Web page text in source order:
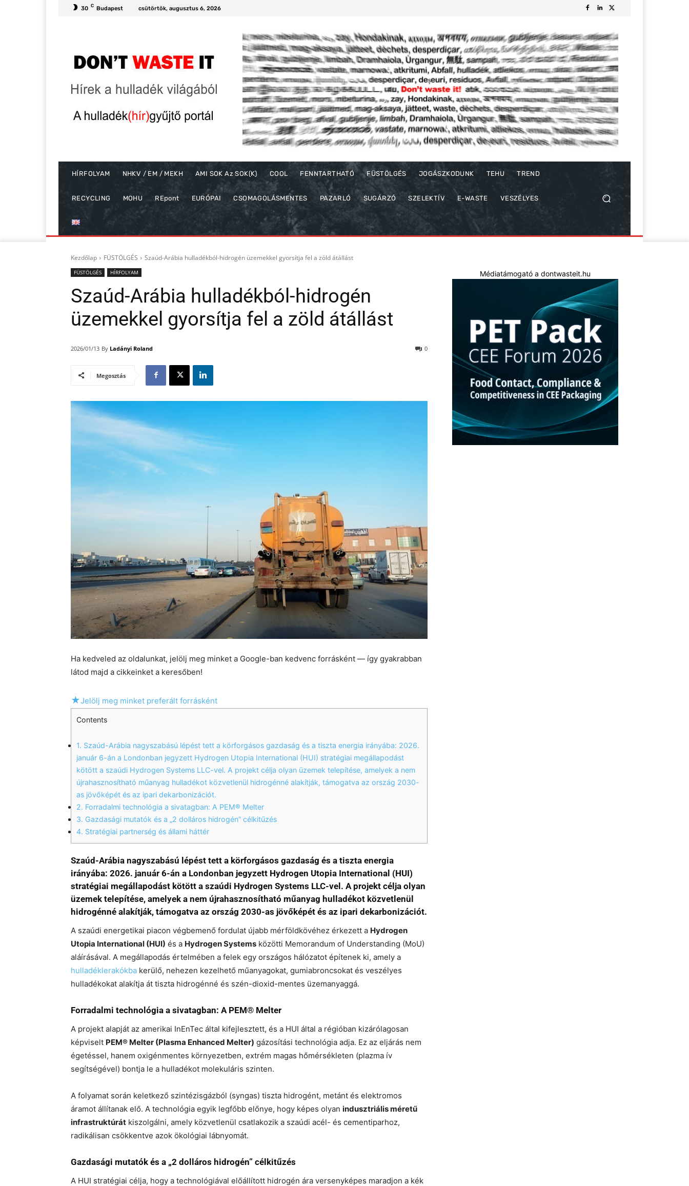
30 C Budapest csütörtök, augusztus 6, 2026
HÍRFOLYAM NHKV / EM / MEKH AMI SOK Az SOK(K) COOL FENNTARTHATÓ FÜSTÖLGÉS JOGÁSZKODUNK TEHU TREND
RECYCLING MOHU REpont EURÓPAI CSOMAGOLÁSMENTES PAZARLÓ SUGÁRZÓ SZELEKTÍV E-WASTE VESZÉLYES
Kezdőlap FÜSTÖLGÉS Szaúd-Arábia hulladékból-hidrogén üzemekkel gyorsítja fel a zöld átállást
FÜSTÖLGÉS HÍRFOLYAM
Szaúd-Arábia hulladékból-hidrogén
üzemekkel gyorsítja fel a zöld átállást
2026/01/13 By Ladányi Roland 0
Megosztás
Ha kedveled az oldalunkat, jelölj meg minket a Google-ban kedvenc forrásként — így gyakrabban
látod majd a cikkeinket a keresőben!
★Jelölj meg minket preferált forrásként
Contents
1. Szaúd-Arábia nagyszabású lépést tett a körforgásos gazdaság és a tiszta energia irányába: 2026.
január 6-án a Londonban jegyzett Hydrogen Utopia International (HUI) stratégiai megállapodást
kötött a szaúdi Hydrogen Systems LLC-vel. A projekt célja olyan üzemek telepítése, amelyek a nem
újrahasznosítható műanyag hulladékot közvetlenül hidrogénné alakítják, támogatva az ország 2030-
as jövőképét és az ipari dekarbonizációt.
2. Forradalmi technológia a sivatagban: A PEM® Melter
3. Gazdasági mutatók és a „2 dolláros hidrogén” célkitűzés
4. Stratégiai partnerség és állami háttér
Szaúd-Arábia nagyszabású lépést tett a körforgásos gazdaság és a tiszta energia
irányába: 2026. január 6-án a Londonban jegyzett Hydrogen Utopia International (HUI)
stratégiai megállapodást kötött a szaúdi Hydrogen Systems LLC-vel. A projekt célja olyan
üzemek telepítése, amelyek a nem újrahasznosítható műanyag hulladékot közvetlenül
hidrogénné alakítják, támogatva az ország 2030-as jövőképét és az ipari dekarbonizációt.
A szaúdi energetikai piacon végbemenő fordulat újabb mérföldkövéhez érkezett a Hydrogen
Utopia International (HUI) és a Hydrogen Systems közötti Memorandum of Understanding (MoU)
aláírásával. A megállapodás értelmében a felek egy országos hálózatot építenek ki, amely a
hulladéklerakókba kerülő, nehezen kezelhető műanyagokat, gumiabroncsokat és veszélyes
hulladékokat alakítja át tiszta hidrogénné és szén-dioxid-mentes üzemanyaggá.
Forradalmi technológia a sivatagban: A PEM® Melter
A projekt alapját az amerikai InEnTec által kifejlesztett, és a HUI által a régióban kizárólagosan
képviselt PEM® Melter (Plasma Enhanced Melter) gázosítási technológia adja. Ez az eljárás nem
égetéssel, hanem oxigénmentes környezetben, extrém magas hőmérsékleten (plazma ív
segítségével) bontja le a hulladékot molekuláris szinten.
A folyamat során keletkező szintézisgázból (syngas) tiszta hidrogént, metánt és elektromos
áramot állítanak elő. A technológia egyik legfőbb előnye, hogy képes olyan indusztriális méretű
infrastruktúrát kiszolgálni, amely közvetlenül csatlakozik a szaúdi acél- és cementiparhoz,
radikálisan csökkentve azok ökológiai lábnyomát.
Gazdasági mutatók és a „2 dolláros hidrogén” célkitűzés
A HUI stratégiai célja, hogy a technológiával előállított hidrogén ára versenyképes maradjon a kék
Médiatámogató a dontwasteit.hu